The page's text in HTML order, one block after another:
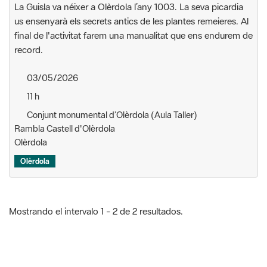
La Guisla va néixer a Olèrdola l’any 1003. La seva picardia
us ensenyarà els secrets antics de les plantes remeieres. Al
final de l'activitat farem una manualitat que ens endurem de
record.
03/05/2026
11 h
Conjunt monumental d’Olèrdola (Aula Taller)
Rambla Castell d'Olèrdola
Olèrdola
Olèrdola
Mostrando el intervalo 1 - 2 de 2 resultados.